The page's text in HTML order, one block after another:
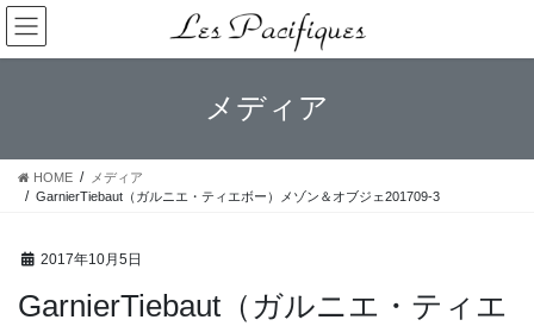
コ
ン
テ
ス
ナ
ビ
ゲ
ン
メディア
HOME
メディア
GarnierTiebaut（ガルニエ・ティエボー）メゾン＆オブジェ201709-3
2017年10月5日
GarnierTiebaut（ガルニエ・ティエ